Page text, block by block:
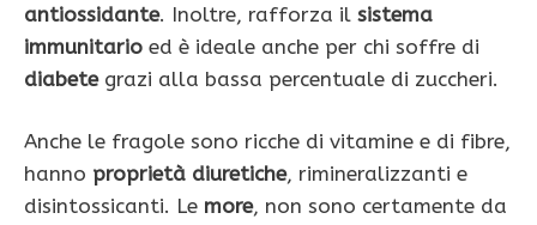
antiossidante. Inoltre, rafforza il sistema
immunitario ed è ideale anche per chi soffre di
diabetegrazi alla bassa percentuale di zuccheri.
Anche le fragole sono ricche di vitamine e di fibre,
hanno proprietà diuretiche, rimineralizzanti e
disintossicanti. Le more, non sono certamente da